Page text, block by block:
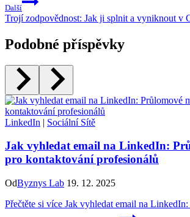
Další
Trojí zodpovědnost: Jak ji splnit a vyniknout v
Podobné příspěvky
LinkedIn | Sociální Sítě
Jak vyhledat email na LinkedIn:
pro kontaktování profesionálů
OdByznys Lab 19. 12. 2025
Přečtěte si více Jak vyhledat email na